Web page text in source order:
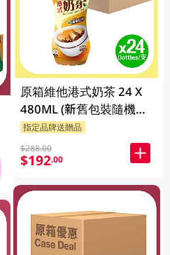
原箱維他港式奶茶 24 X
480ML (新舊包裝隨機發
貨)
指定品牌送贈品
$288.00
$192.00